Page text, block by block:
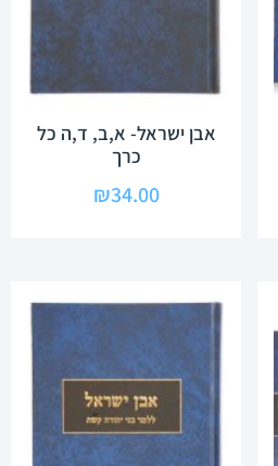
אבן ישראל- א,ב, ד,ה כל
כרך
₪34.00